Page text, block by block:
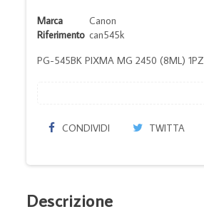
Marca
Canon
Riferimento can545k
PG-545BK PIXMA MG 2450 (8ML) 1PZ
CONDIVIDI TWITTA
Descrizione